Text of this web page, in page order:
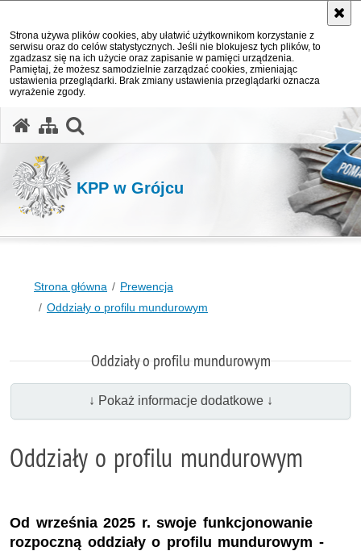
Strona używa plików cookies, aby ułatwić użytkownikom korzystanie z
serwisu oraz do celów statystycznych. Jeśli nie blokujesz tych plików, to
zgadzasz się na ich użycie oraz zapisanie w pamięci urządzenia.
Pamiętaj, że możesz samodzielnie zarządzać cookies, zmieniając
ustawienia przeglądarki. Brak zmiany ustawienia przeglądarki oznacza
wyrażenie zgody.
KPP w Grójcu
Strona główna
Prewencja
Oddziały o profilu mundurowym
Oddziały o profilu mundurowym
↓ Pokaż informacje dodatkowe ↓
Oddziały o profilu mundurowym
Od września 2025 r. swoje funkcjonowanie
rozpoczną oddziały o profilu mundurowym -